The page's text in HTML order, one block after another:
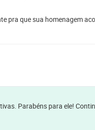
pra que sua homenagem
Parabéns para ele!